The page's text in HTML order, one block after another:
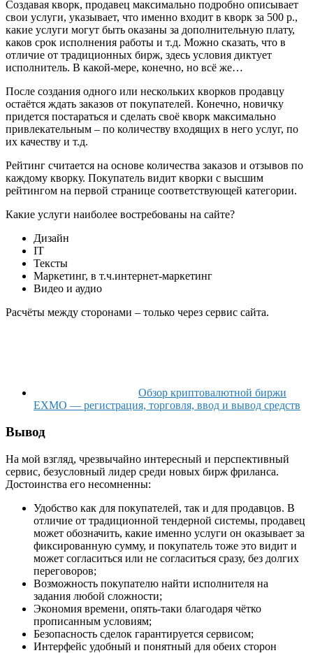
Создавая кворк, продавец максимально подробно описывает
свои услуги, указывает, что именно входит в кворк за 500 р.,
какие услуги могут быть оказаны за дополнительную плату,
каков срок исполнения работы и т.д. Можно сказать, что в
отличие от традиционных бирж, здесь условия диктует
исполнитель. В какой-мере, конечно, но всё же…
После создания одного или нескольких кворков продавцу
остаётся ждать заказов от покупателей. Конечно, новичку
придется постараться и сделать своё кворк максимально
привлекательным – по количеству входящих в него услуг, по
их качеству и т.д.
Рейтинг считается на основе количества заказов и отзывов по
каждому кворку. Покупатель видит кворки с высшим
рейтингом на первой странице соответствующей категории.
Какие услуги наиболее востребованы на сайте?
Дизайн
IT
Тексты
Маркетинг, в т.ч.интернет-маркетинг
Видео и аудио
Расчёты между сторонами – только через сервис сайта.
Обзор криптовалютной биржи
EXMO — регистрация, торговля, ввод и вывод средств
Вывод
На мой взгляд, чрезвычайно интересный и перспективный
сервис, безусловный лидер среди новых бирж фриланса.
Достоинства его несомненны:
Удобство как для покупателей, так и для продавцов. В
отличие от традиционной тендерной системы, продавец
может обозначить, какие именно услуги он оказывает за
фиксированную сумму, и покупатель тоже это видит и
может согласиться или не согласиться сразу, без долгих
переговоров;
Возможность покупателю найти исполнителя на
задания любой сложности;
Экономия времени, опять-таки благодаря чётко
прописанным условиям;
Безопасность сделок гарантируется сервисом;
Интерфейс удобный и понятный для обеих сторон